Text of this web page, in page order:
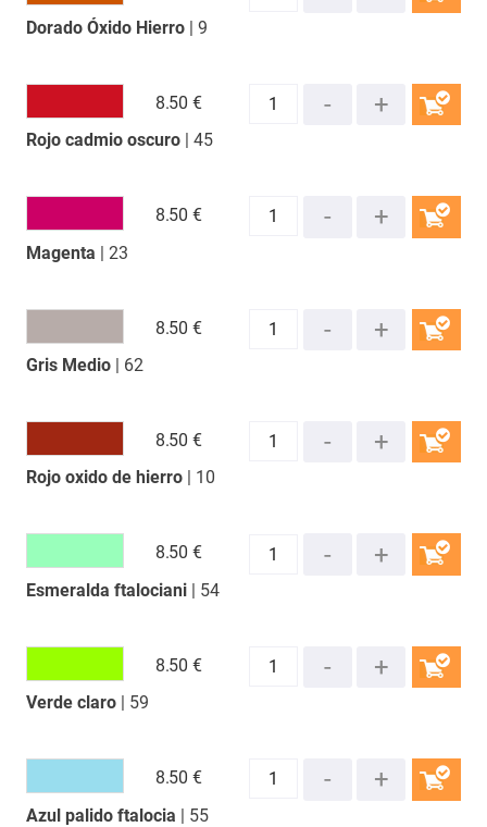
Dorado Óxido Hierro| 9
Rojo cadmio oscuro| 45
8.50 €
Magenta | 23
8.50 €
Gris Medio| 62
8.50 €
Rojo oxido de hierro| 10
8.50 €
Esmeralda ftalociani| 54
8.50 €
Verde claro| 59
8.50 €
Azul palido ftalocia | 55
8.50 €